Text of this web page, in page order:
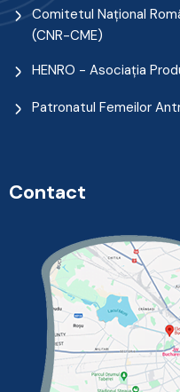
Comitetul Naţional
(CNR-CME)
HENRO - Asociația
Patronatul Femeilor
Contact